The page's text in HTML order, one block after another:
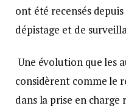
ont été recensés
dépistage et de
Une évolution que les
considèrent comme le
dans la prise en charge